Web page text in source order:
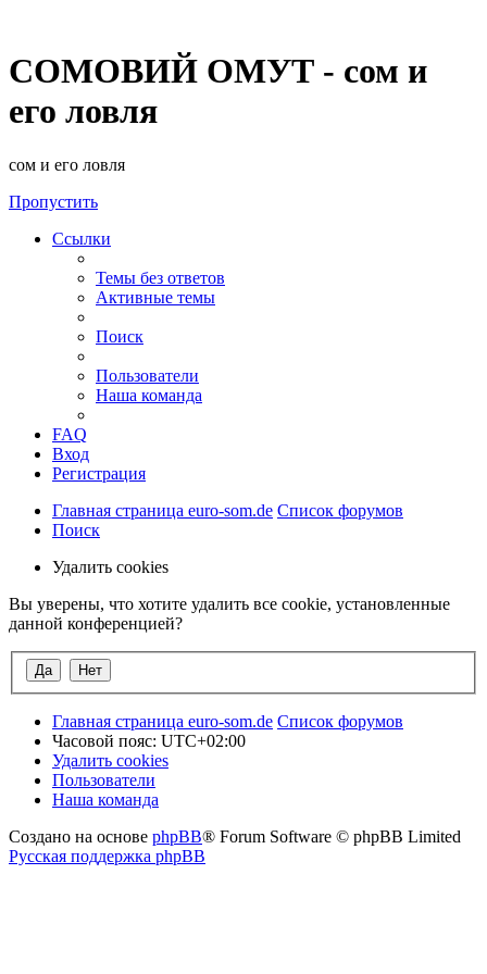
СОМОВИЙ ОМУТ - сом и
его ловля
сом и его ловля
Пропустить
Ссылки
Темы без ответов
Активные темы
Поиск
Пользователи
Наша команда
FAQ
Вход
Регистрация
Главная страница euro-som.de Список форумов
Поиск
Удалить cookies
Вы уверены, что хотите удалить все cookie, установленные
данной конференцией?
Главная страница euro-som.de Список форумов
Часовой пояс: UTC+02:00
Удалить cookies
Пользователи
Наша команда
Создано на основе phpBB® Forum Software © phpBB Limited
Русская поддержка phpBB